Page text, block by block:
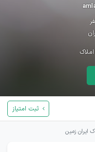
املاک
ثبت امتیاز
ایران زمین